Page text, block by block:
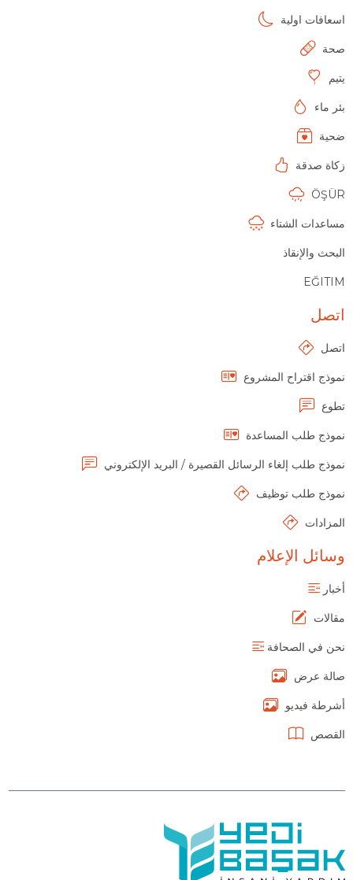
اسعافات اولية
صحة
يتيم
بئر ماء
ضحية
زكاة صدقة
ÖŞÜR
مساعدات الشتاء
البحث والإنقاذ
EĞITIM
اتصل
اتصل
نموذج اقتراح المشروع
تطوع
نموذج طلب المساعدة
نموذج طلب إلغاء الرسائل القصيرة / البريد الإلكتروني
نموذج طلب توظيف
المزادات
وسائل الإعلام
أخبار
مقالات
نحن في الصحافة
صالة عرض
أشرطة فيديو
القصص